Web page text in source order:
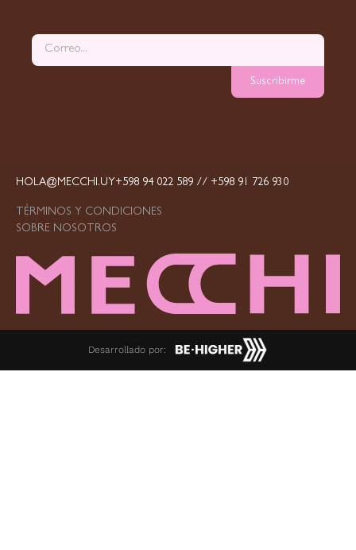
Suscribirme
HOLA@MECCHI.UY+598 94 022 589 // +598 91 726 930
TÉRMINOS Y CONDICIONES
SOBRE NOSOTROS
Desarrollado por: